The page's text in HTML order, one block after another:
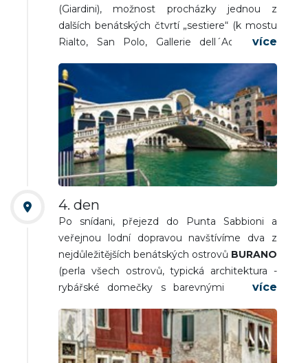
(Giardini), možnost procházky jednou z
dalších benátských čtvrtí „sestiere“ (k mostu
Rialto, San Polo, Gallerie dell´Accademia,
hodinách odjezd vaporettem opět do Punta
Sabbioni a autobusem zpět na ubytování.
Nocleh.
4. den
Po snídani, přejezd do Punta Sabbioni a
veřejnou lodní dopravou navštívíme dva z
nejdůležitějších benátských ostrovů BURANO
(perla všech ostrovů, typická architektura -
rybářské domečky s barevnými fasádami,
sklářů, kostel sv. Petra Mučedníka, Basilika St.
Maria e Donato s románskými prvky,
vzácnými mozaikami a kostmi draka). Návrat